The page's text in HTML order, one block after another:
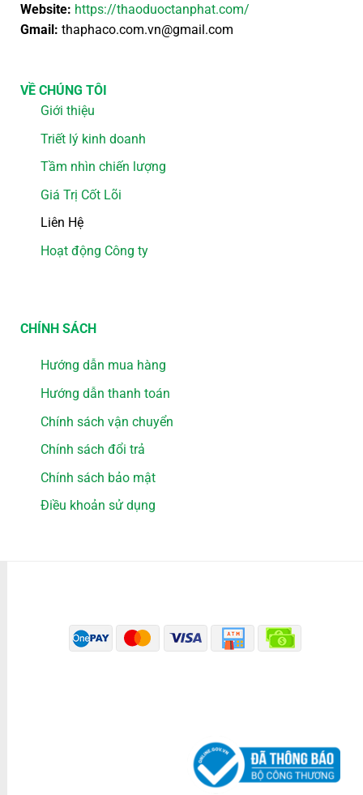
Website: https://thaoduoctanphat.com/
Gmail: thaphaco.com.vn@gmail.com
VỀ CHÚNG TÔI
Giới thiệu
Triết lý kinh doanh
Tầm nhìn chiến lượng
Giá Trị Cốt Lõi
Liên Hệ
Hoạt động Công ty
CHÍNH SÁCH
Hướng dẫn mua hàng
Hướng dẫn thanh toán
Chính sách vận chuyển
Chính sách đổi trả
Chính sách bảo mật
Điều khoản sử dụng